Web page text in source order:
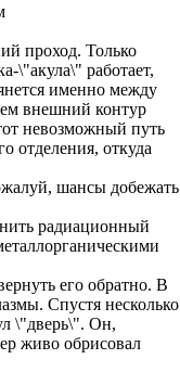
проход. Только
\"акула\" работает,
именно между
внешний контур
невозможный путь
отделения, откуда
шансы добежать
радиационный
его обратно. В
Спустя несколько
\"дверь\". Он,
живо обрисовал